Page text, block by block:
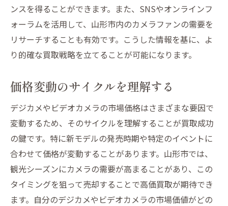
ンスを得ることができます。また、SNSやオンラインフ
ォーラムを活用して、山形市内のカメラファンの需要を
リサーチすることも有効です。こうした情報を基に、よ
り的確な買取戦略を立てることが可能になります。
価格変動のサイクルを理解する
デジカメやビデオカメラの市場価格はさまざまな要因で
変動するため、そのサイクルを理解することが買取成功
の鍵です。特に新モデルの発売時期や特定のイベントに
合わせて価格が変動することがあります。山形市では、
観光シーズンにカメラの需要が高まることがあり、この
タイミングを狙って売却することで高価買取が期待でき
ます。自分のデジカメやビデオカメラの市場価値がどの